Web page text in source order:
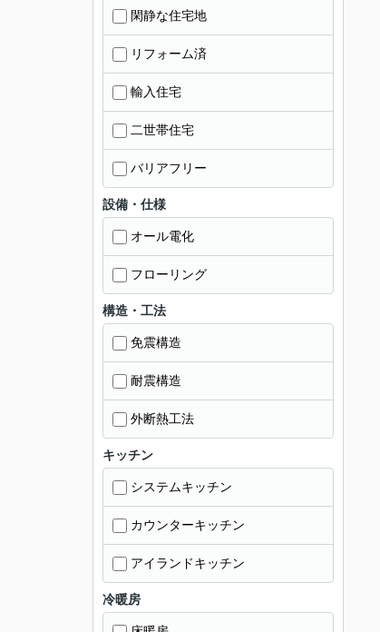
閑静な住宅地
リフォーム済
輸入住宅
二世帯住宅
バリアフリー
設備・仕様
オール電化
フローリング
構造・工法
免震構造
耐震構造
外断熱工法
キッチン
システムキッチン
カウンターキッチン
アイランドキッチン
冷暖房